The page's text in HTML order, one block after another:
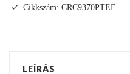
Cikkszám: CRC9370PTEE
LEÍRÁS